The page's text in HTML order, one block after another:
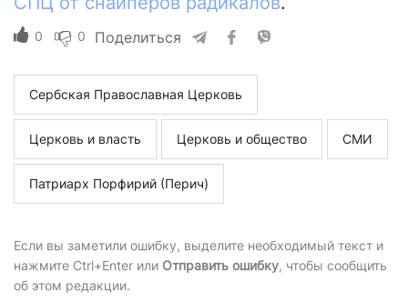
0 0 Поделиться
Сербская Православная Церковь
Церковь и власть Церковь и общество СМИ
Патриарх Порфирий (Перич)
Если вы заметили ошибку, выделите необходимый текст и
нажмите Ctrl+Enter или Отправить ошибку, чтобы сообщить
об этом редакции.